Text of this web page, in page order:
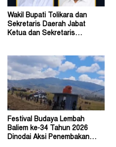
Wakil Bupati Tolikara dan
Sekretaris Daerah Jabat
Ketua dan Sekretaris
Festival Budaya Lembah
Baliem ke-34 Tahun 2026
Dinodai Aksi Penembakan